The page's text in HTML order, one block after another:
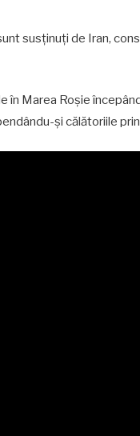
susținuți de Iran,
în Marea Roșie
și călătoriile